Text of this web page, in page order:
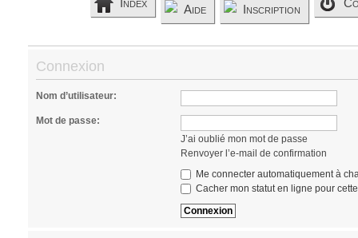
Aide Inscription
Connexion
Nom d’utilisateur:
Mot de passe:
J’ai oublié mon mot de passe
Renvoyer l’e-mail de confirmation
Me connecter automatiquement à
Cacher mon statut en ligne pour